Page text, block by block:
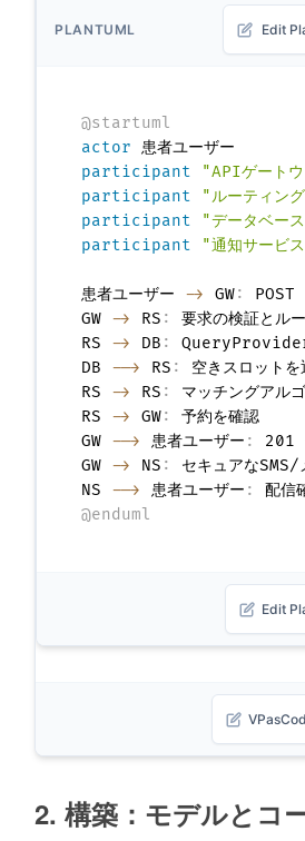
PLANTUML Edit
@startuml
actor
participant
"APIゲート
participant
"ルーティン
participant
"データベー
participant
"通知サービ
患者ユーザー -> GW:
GW -> RS :
要求の検証とル
RS -> DB :
DB --> RS :
空きスロットを
RS -> RS :
マッチングアル
RS -> GW:
予約を確認
GW --> 患者ユーザー :
201
GW -> NS :
セキュアなSMS/
NS --> 患者ユーザー :
@enduml
Edit
2. 構築：モデルとコ